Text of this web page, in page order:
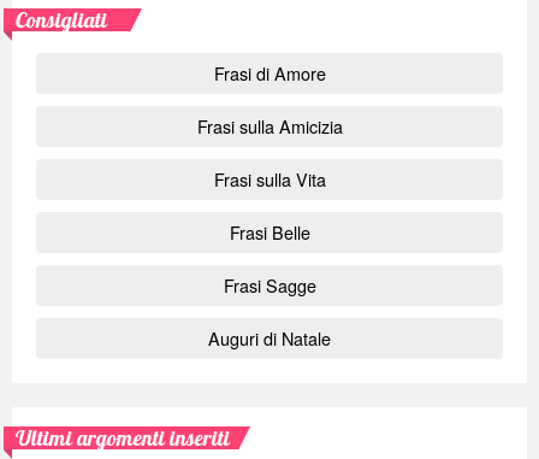
Consigliati
Frasi di Amore
Frasi sulla Amicizia
Frasi sulla Vita
Frasi Belle
Frasi Sagge
Auguri di Natale
Ultimi argomenti inseriti